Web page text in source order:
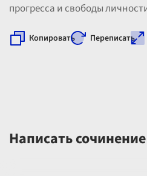
прогресса и свободы
Копировать Переписать
Написать сочинение